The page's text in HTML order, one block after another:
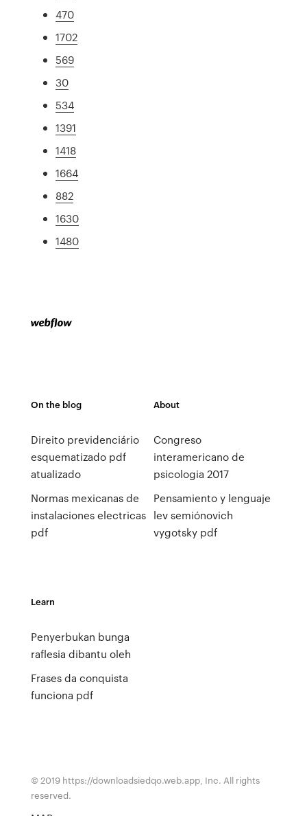
470
1702
569
30
534
1391
1418
1664
882
1630
1480
On the blog
Direito previdenciário
esquematizado pdf
atualizado
Normas mexicanas de
instalaciones electricas
pdf
About
Congreso
interamericano de
psicologia 2017
Pensamiento y lenguaje
lev semiónovich
vygotsky pdf
Learn
Penyerbukan bunga
raflesia dibantu oleh
Frases da conquista
funciona pdf
© 2019 https://downloadsiedqo.web.app, Inc. All rights
reserved.